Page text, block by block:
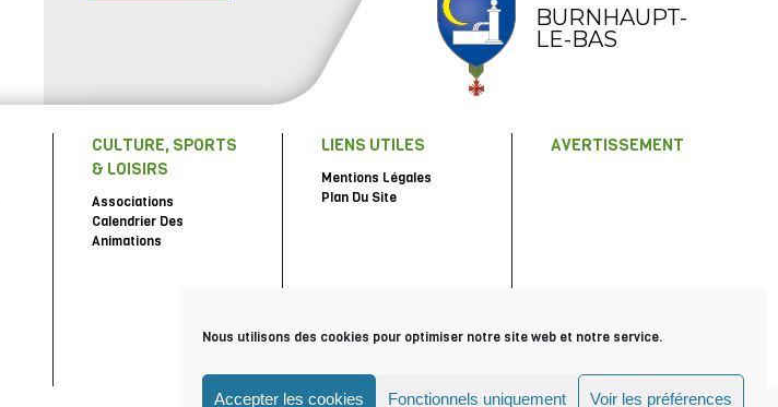
Nous utilisons des cookies pour optimiser notre site web et notre service.
Accepter les cookies Fonctionnels uniquement Voir les préférences
BURNHAUPT-
LE-BAS
CULTURE, SPORTS
& LOISIRS
Associations
Calendrier Des
Animations
LIENS UTILES
Mentions Légales
Plan Du Site
AVERTISSEMENT